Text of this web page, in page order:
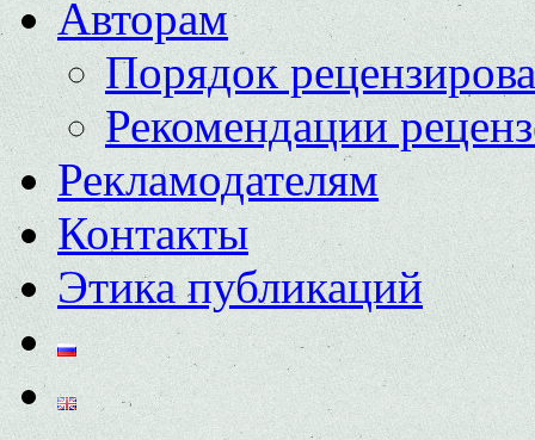
Авторам
Порядок
Рекомендации
Рекламодателям
Контакты
Этика публикаций